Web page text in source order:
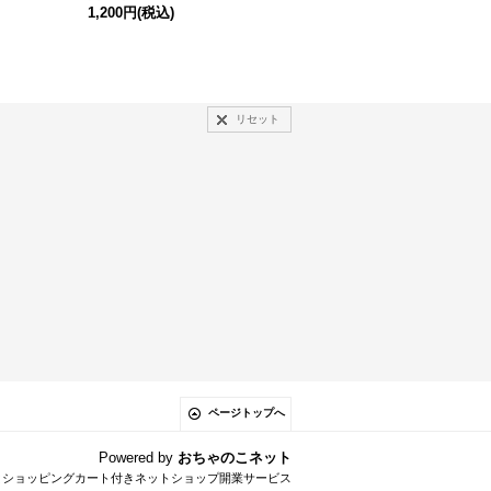
1,200円(税込)
リセット
ページトップへ
Powered by おちゃのこネット
ョッピングカート付きネットショップ開業サービス